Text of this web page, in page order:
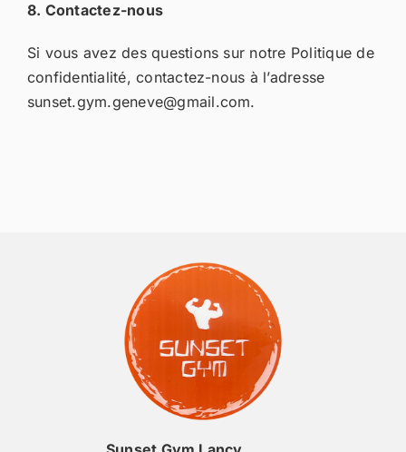
8. Contactez-nous
Si vous avez des questions sur notre Politique de
confidentialité, contactez-nous à l’adresse
sunset.gym.geneve@gmail.com.